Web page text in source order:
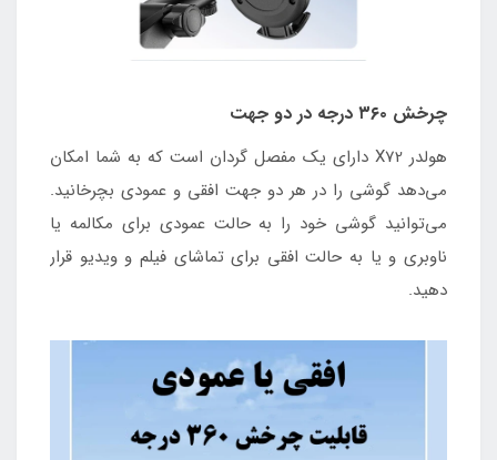
چرخش ۳۶۰ درجه در دو جهت
هولدر X72 دارای یک مفصل گردان است که به شما امکان
می‌دهد گوشی را در هر دو جهت افقی و عمودی بچرخانید.
می‌توانید گوشی خود را به حالت عمودی برای مکالمه یا
ناوبری و یا به حالت افقی برای تماشای فیلم و ویدیو قرار
دهید.